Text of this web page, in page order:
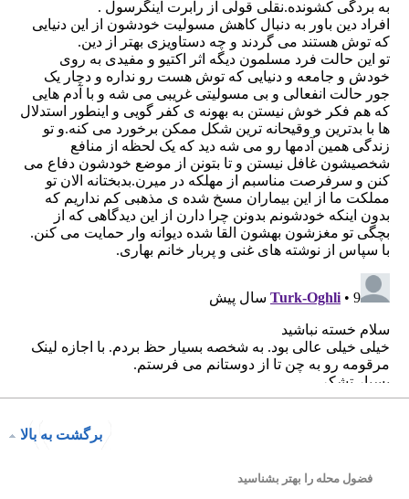
برگشت به بالا
فضول محله را بهتر بشناسید